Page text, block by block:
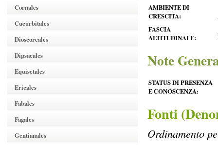
Cornales
Cucurbitales
Dioscoreales
Dipsacales
Equisetales
Ericales
Fabales
Fagales
Gentianales
AMBIENTE DI
CRESCITA:
FASCIA
ALTITUDINALE:
Note
STATUS DI PRESENZA
E CONOSCENZA:
Fonti
Ordinamento